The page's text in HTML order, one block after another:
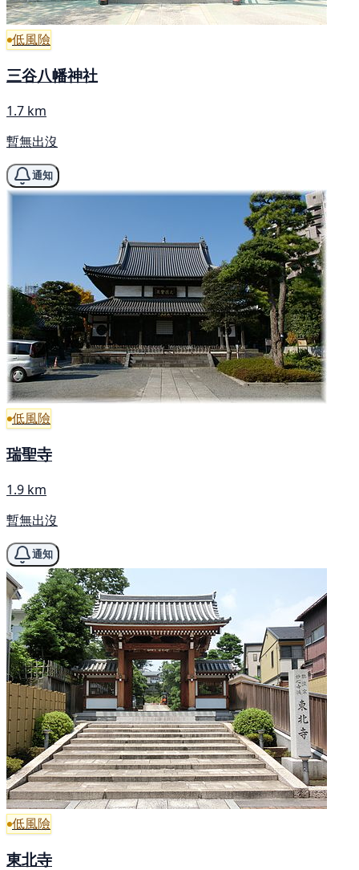
低風險
三谷八幡神社
1.7 km
暫無出沒
通知
低風險
瑞聖寺
1.9 km
暫無出沒
通知
低風險
東北寺